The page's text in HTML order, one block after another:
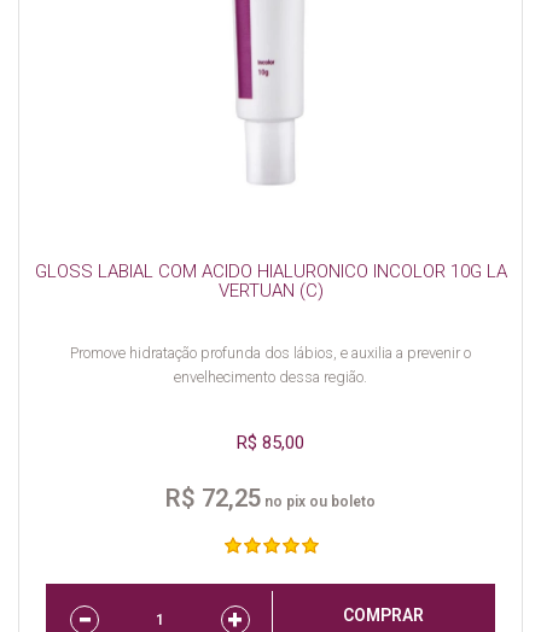
GLOSS LABIAL COM ACIDO HIALURONICO INCOLOR 10G LA
VERTUAN (C)
Promove hidratação profunda dos lábios, e auxilia a prevenir o
envelhecimento dessa região.
R$ 85,00
R$ 72,25 no pix ou boleto
COMPRAR